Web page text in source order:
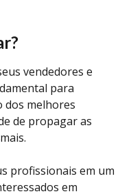
vendedores e
para
dos melhores
de propagar as
profissionais em um
em